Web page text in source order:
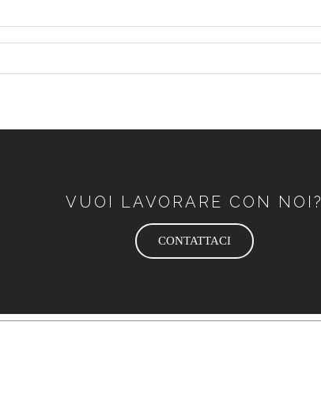
VUOI LAVORARE CON NOI?
CONTATTACI